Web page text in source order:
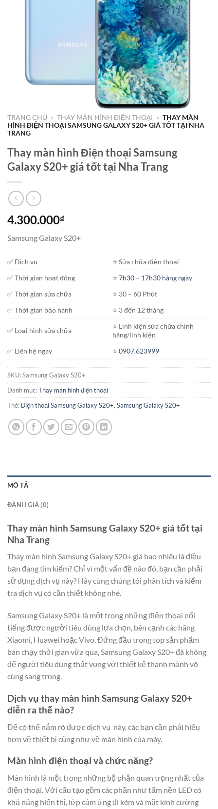
TRANG CHỦ » THAY MÀN HÌNH ĐIỆN THOẠI » THAY MÀN
HÌNH ĐIỆN THOẠI SAMSUNG GALAXY S20+ GIÁ TỐT TẠI NHA
TRANG
Thay màn hình Điện thoại Samsung
Galaxy S20+ giá tốt tại Nha Trang
4.300.000₫
Samsung Galaxy S20+
✅ Dịch vụ
⭐️ Sửa chữa điện thoại
✅ Thời gian hoạt động
⭐️7h30 – 17h30 hàng ngày
✅ Thời gian sửa chữa
⭐️ 30 – 60 Phút
✅ Thời gian bảo hành
⭐️ 3 đến 12 tháng
✅ Loại hình sửa chữa
⭐️ Linh kiện sửa chữa chính
hãng/linh kiện
✅ Liên hệ ngay
⭐️0907.623999
SKU:Samsung Galaxy S20+
Danh mục:Thay màn hình điện thoại
Thẻ:Điện thoại Samsung Galaxy S20+, Samsung Galaxy S20+
MÔ TẢ
ĐÁNH GIÁ (0)
Thay màn hình Samsung Galaxy S20+ giá tốt tại
Nha Trang
Thay màn hình Samsung Galaxy S20+ giá bao nhiêu là điều
bạn đang tìm kiếm? Chỉ vì một vấn đề nào đó, bạn cần phải
sử dụng dịch vụ này? Hãy cùng chúng tôi phân tích và kiểm
tra dịch vụ có cần thiết không nhé.
Samsung Galaxy S20+ là một trong những điện thoại nổi
tiếng được người tiêu dùng lựa chọn, bên cạnh các hãng
Xiaomi, Huawei hoặc Vivo. Đứng đầu trong top sản phẩm
bán chạy thời gian vừa qua, Samsung Galaxy S20+ đã không
để người tiêu dùng thất vọng với thiết kế thanh mảnh vô
cùng sang trọng.
Dịch vụ thay màn hình Samsung Galaxy S20+
diễn ra thế nào?
Để có thể nắm rõ được dịch vụ này, các bạn cần phải hiểu
hơn về thiết bị cũng như về màn hình của máy.
Màn hình điện thoại và chức năng?
Màn hình là một trong những bộ phận quan trọng nhất của
điện thoại. Với cấu tạo gồm các phần như tấm nền LED có
khả năng hiển thị, lớp cảm ứng đi kèm và mặt kính cường